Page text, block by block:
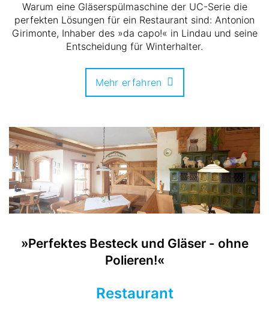
Warum eine Gläserspülmaschine der UC-Serie die
perfekten Lösungen für ein Restaurant sind: Antonion
Girimonte, Inhaber des »da capo!« in Lindau und seine
Entscheidung für Winterhalter.
Mehr erfahren
Restaurant
»Perfektes Besteck und Gläser - ohne
Polieren!«